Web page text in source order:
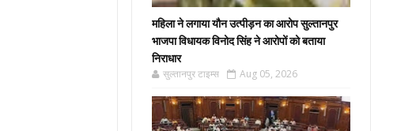
महिला ने लगाया यौन उत्पीड़न का आरोप सुल्तानपुर
भाजपा विधायक विनोद सिंह ने आरोपों को बताया
निराधार
सुल्तानपुर टाइम्स Aug 05, 2026